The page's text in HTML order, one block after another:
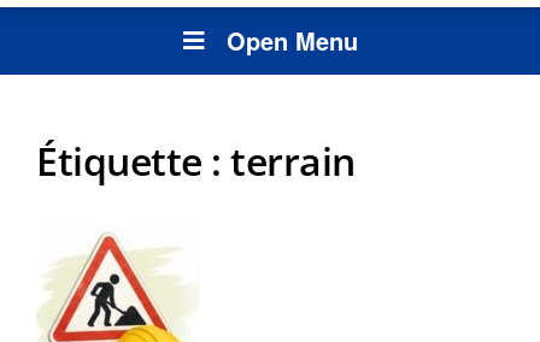
Open Menu
Étiquette : terrain